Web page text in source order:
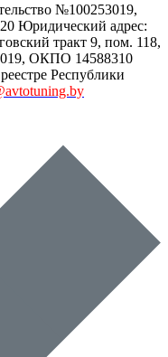
№100253019,
Юридический адрес:
тракт 9, пом. 118,
ОКПО 14588310
Республики